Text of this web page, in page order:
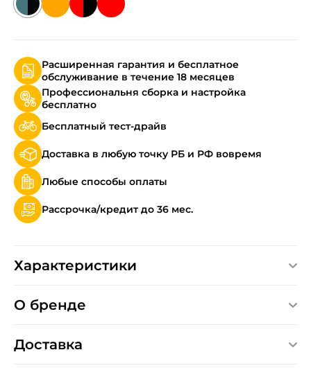
Расширенная гарантия и бесплатное
обслуживание в течение 18 месяцев
Профессиональня сборка и настройка
бесплатно
Бесплатный тест-драйв
Доставка в любую точку РБ и РФ вовремя
Любые способы оплаты
Рассрочка/кредит до 36 мес.
Характеристики
О бренде
Доставка